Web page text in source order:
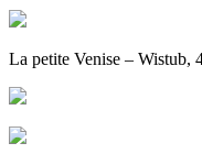
La petite Venise – Wistub,